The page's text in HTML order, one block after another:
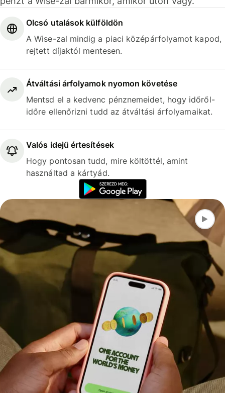
Olcsó utalások külföldön
A Wise-zal mindig a piaci középárfolyamot kapod,
rejtett díjaktól mentesen.
Átváltási árfolyamok nyomon követése
Mentsd el a kedvenc pénznemeidet, hogy időről-
időre ellenőrizni tudd az átváltási árfolyamaikat.
Valós idejű értesítések
Hogy pontosan tudd, mire költöttél, amint
használtad a kártyád.